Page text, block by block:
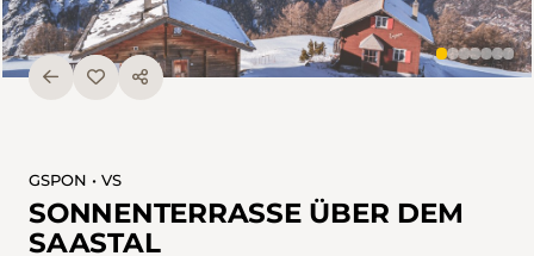
GSPON • VS
SONNENTERRASSE ÜBER DEM
SAASTAL